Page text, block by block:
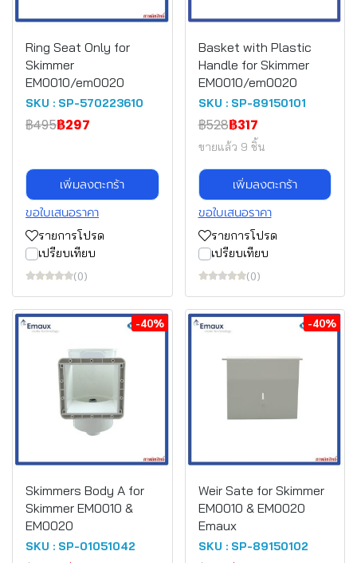
Ring Seat Only for
Skimmer
EM0010/em0020
SKU : SP-570223610
฿495฿297
เพิ่มลงตะกร้า
ขอใบเสนอราคา
รายการโปรด
เปรียบเทียบ
(0)
Basket with Plastic
Handle for Skimmer
EM0010/em0020
SKU : SP-89150101
฿528฿317
ขายแล้ว 9 ชิ้น
เพิ่มลงตะกร้า
ขอใบเสนอราคา
รายการโปรด
เปรียบเทียบ
(0)
-40%
Skimmers Body A for
Skimmer EM0010 &
EM0020
SKU : SP-01051042
-40%
Weir Sate for Skimmer
EM0010 & EM0020
Emaux
SKU : SP-89150102